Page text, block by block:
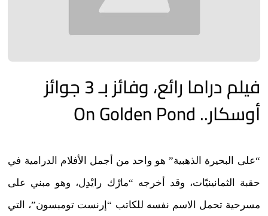
فيلم دراما رائع، وفائز بـ 3 جوائز
أوسكار.. On Golden Pond
“على البحيرة الذهبية” هو واحد من أجمل الأفلام الدرامية في
حقبة الثمانينيّات، وقد أخرجه “مارْك رايْدِل، وهو مبني على
مسرحية تحمل الاسم نفسه للكاتب “إرنست تومبسون”، التي